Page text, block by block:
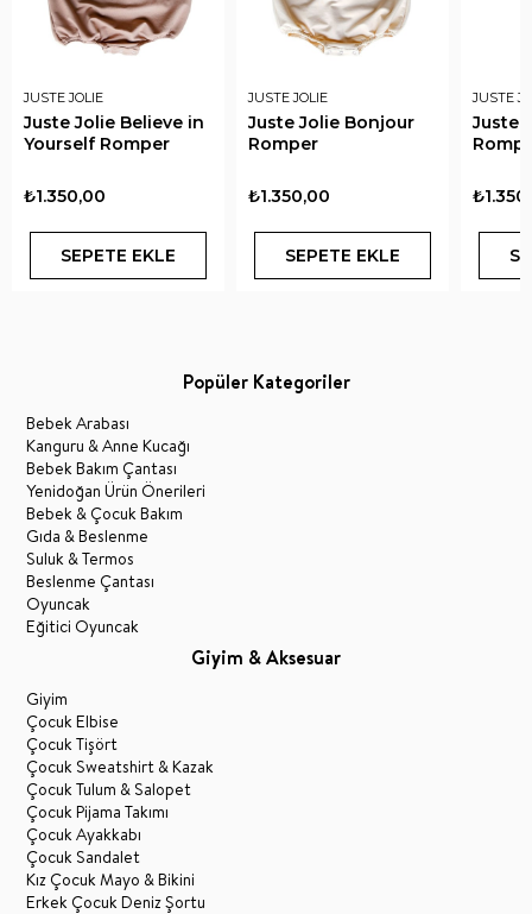
JUSTE JOLIE
Juste Jolie Believe in
Yourself Romper
₺1.350,00
SEPETE EKLE
JUSTE JOLIE
Juste Jolie Bonjour
Romper
₺1.350,00
SEPETE EKLE
JUSTE
Juste
Popüler Kategoriler
Bebek Arabası
Kanguru & Anne Kucağı
Bebek Bakım Çantası
Yenidoğan Ürün Önerileri
Bebek & Çocuk Bakım
Gıda & Beslenme
Suluk & Termos
Beslenme Çantası
Oyuncak
Eğitici Oyuncak
Giyim & Aksesuar
Giyim
Çocuk Elbise
Çocuk Tişört
Çocuk Sweatshirt & Kazak
Çocuk Tulum & Salopet
Çocuk Pijama Takımı
Çocuk Ayakkabı
Çocuk Sandalet
Kız Çocuk Mayo & Bikini
Erkek Çocuk Deniz Şortu